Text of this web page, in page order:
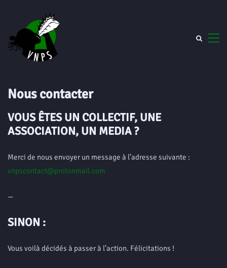
Nous contacter
VOUS ÊTES UN COLLECTIF, UNE
ASSOCIATION, UN MEDIA ?
Merci de nous envoyer un message à l’adresse suivante :
vnpscontact@protonmail.com
—
SINON :
Vous voilà décidés à passer à l’action. Félicitations !